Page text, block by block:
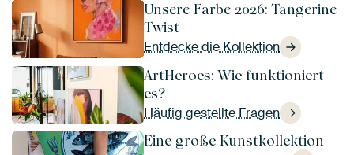
Unsere Farbe 2026: Tangerine
Twist
Entdecke die Kollektion
ArtHeroes: Wie funktioniert
es?
Häufig gestellte Fragen
Eine große Kunstkollektion